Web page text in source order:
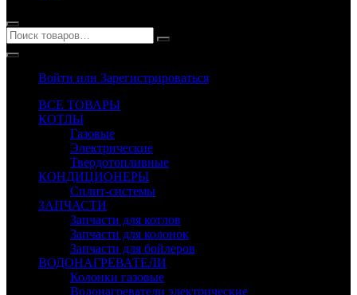
Войти или Зарегистрироваться
ВСЕ ТОВАРЫ
КОТЛЫ
Газовые
Электрические
Твердотопливные
КОНДИЦИОНЕРЫ
Сплит-системы
ЗАПЧАСТИ
Запчасти для котлов
Запчасти для колонок
Запчасти для бойлеров
ВОДОНАГРЕВАТЕЛИ
Колонки газовые
Водонагреватели электрические